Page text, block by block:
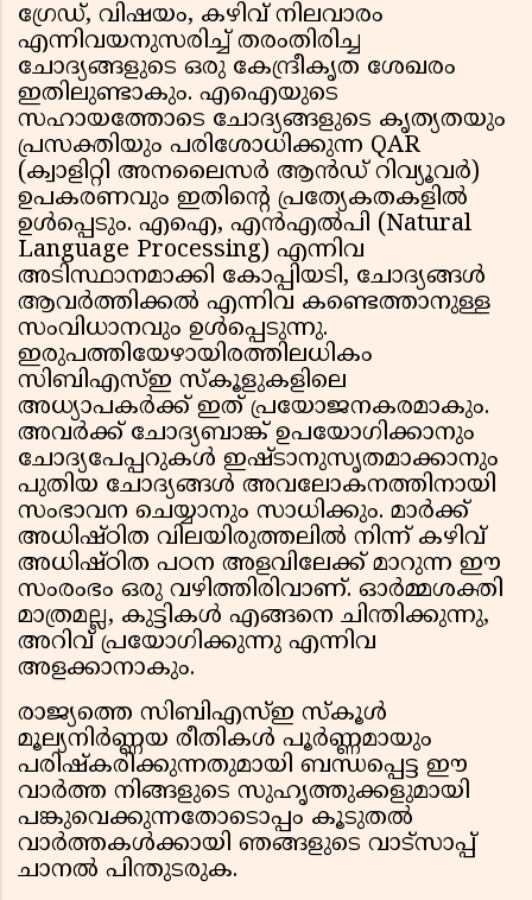
ഗ്രേഡ്, വിഷയം, കഴിവ് നിലവാരം
എന്നിവയനുസരിച്ച് തരംതിരിച്ച
ചോദ്യങ്ങളുടെ ഒരു കേന്ദ്രീകൃത ശേഖരം
ഇതിലുണ്ടാകും. എഐയുടെ
സഹായത്തോടെ ചോദ്യങ്ങളുടെ കൃത്യതയും
പ്രസക്തിയും പരിശോധിക്കുന്ന QAR
(ക്വാളിറ്റി അനലൈസർ ആൻഡ് റിവ്യൂവർ)
ഉപകരണവും ഇതിന്റെ പ്രത്യേകതകളിൽ
ഉൾപ്പെടും. എഐ, എൻ‌എൽ‌പി (Natural
Language Processing) എന്നിവ
അടിസ്ഥാനമാക്കി കോപ്പിയടി, ചോദ്യങ്ങൾ
ആവർത്തിക്കൽ എന്നിവ കണ്ടെത്താനുള്ള
സംവിധാനവും ഉൾപ്പെടുന്നു.
ഇരുപത്തിയേഴായിരത്തിലധികം
സിബിഎസ്ഇ സ്കൂളുകളിലെ
അധ്യാപകർക്ക് ഇത് പ്രയോജനകരമാകും.
അവർക്ക് ചോദ്യബാങ്ക് ഉപയോഗിക്കാനും
ചോദ്യപേപ്പറുകൾ ഇഷ്ടാനുസൃതമാക്കാനും
പുതിയ ചോദ്യങ്ങൾ അവലോകനത്തിനായി
സംഭാവന ചെയ്യാനും സാധിക്കും. മാർക്ക്
അധിഷ്ഠിത വിലയിരുത്തലിൽ നിന്ന് കഴിവ്
അധിഷ്ഠിത പഠന അളവിലേക്ക് മാറുന്ന ഈ
സംരംഭം ഒരു വഴിത്തിരിവാണ്. ഓർമ്മശക്തി
മാത്രമല്ല, കുട്ടികൾ എങ്ങനെ ചിന്തിക്കുന്നു,
അറിവ് പ്രയോഗിക്കുന്നു എന്നിവ
അളക്കാനാകും.
രാജ്യത്തെ സിബിഎസ്ഇ സ്കൂൾ
മൂല്യനിർണ്ണയ രീതികൾ പൂർണ്ണമായും
പരിഷ്കരിക്കുന്നതുമായി ബന്ധപ്പെട്ട ഈ
വാര്‍ത്ത നിങ്ങളുടെ സുഹൃത്തുക്കളുമായി
പങ്കുവെക്കുന്നതോടൊപ്പം കൂടുതൽ
വാർത്തകൾക്കായി ഞങ്ങളുടെ വാട്സാപ്പ്
ചാനൽ പിന്തുടരുക.